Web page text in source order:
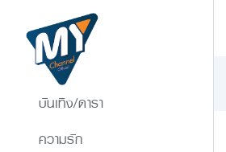
บันเทิง/ดารา
ความรัก